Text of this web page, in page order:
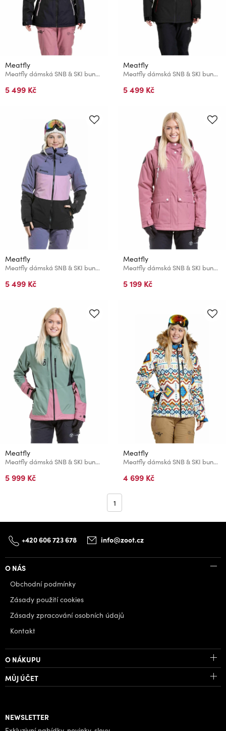
Meatfly
Meatfly dámská SNB & SKI bunda Kirsten Magnolia / Black
5 499 Kč
Meatfly
Meatfly dámská SNB & SKI bunda Kirsten Beet Red / Black
5 499 Kč
Meatfly
Meatfly dámská SNB & SKI bunda Kirsten Black / Purple Light
5 499 Kč
Meatfly
Meatfly dámská SNB & SKI bunda Terra Dusty Rose
5 199 Kč
Meatfly
Meatfly dámská SNB & SKI bunda Gaia Sea Spray
5 999 Kč
Meatfly
Meatfly dámská SNB & SKI bunda Bonie White Jones
4 699 Kč
1
+420 606 723 678 info@zoot.cz
O NÁS
Obchodní podmínky
Zásady použití cookies
Zásady zpracování osobních údajů
Kontakt
O NÁKUPU
MŮJ ÚČET
NEWSLETTER